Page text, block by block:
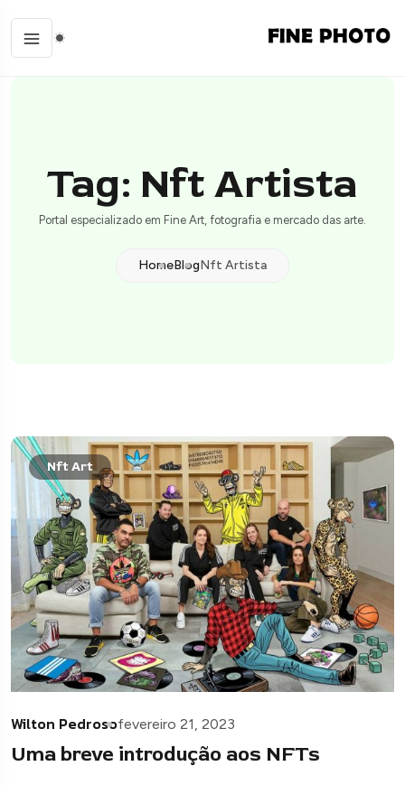
Tag: Nft Artista
Portal especializado em Fine Art, fotografia e mercado das arte.
HomeBlogNft Artista
Nft Art
Wilton Pedrosofevereiro 21, 2023
Uma breve introdução aos NFTs